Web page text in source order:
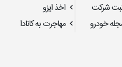
شرکت
اخذ ایزو
خودرو
مهاجرت به کانادا